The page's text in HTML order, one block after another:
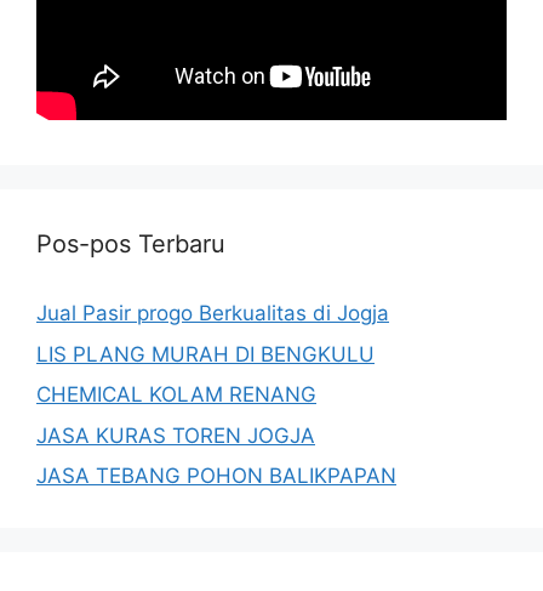
Pos-pos Terbaru
Jual Pasir progo Berkualitas di Jogja
LIS PLANG MURAH DI BENGKULU
CHEMICAL KOLAM RENANG
JASA KURAS TOREN JOGJA
JASA TEBANG POHON BALIKPAPAN